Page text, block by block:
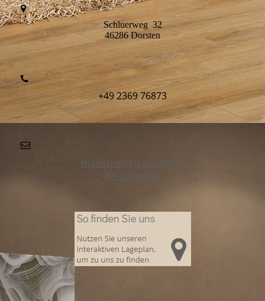
Schluerweg 32
46286 Dorsten
+49 2369 76873
malerbetrieb-lohbreyer
@t-online.de